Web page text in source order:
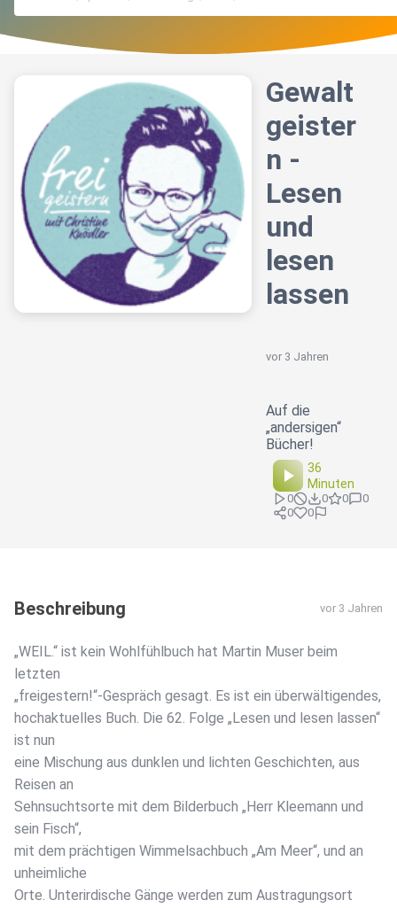
Gewalt
geister
n -
Lesen
und
lesen
lassen
vor 3 Jahren
Auf die
„andersigen“
Bücher!
36
Minuten
0 0 0
0
0
0
Beschreibung vor 3 Jahren
„WEIL.“ ist kein Wohlfühlbuch hat Martin Muser beim
letzten
„freigestern!“-Gespräch gesagt. Es ist ein überwältigendes,
hochaktuelles Buch. Die 62. Folge „Lesen und lesen lassen“
ist nun
eine Mischung aus dunklen und lichten Geschichten, aus
Reisen an
Sehnsuchtsorte mit dem Bilderbuch „Herr Kleemann und
sein Fisch“,
mit dem prächtigen Wimmelsachbuch „Am Meer“, und an
unheimliche
Orte. Unterirdische Gänge werden zum Austragungsort